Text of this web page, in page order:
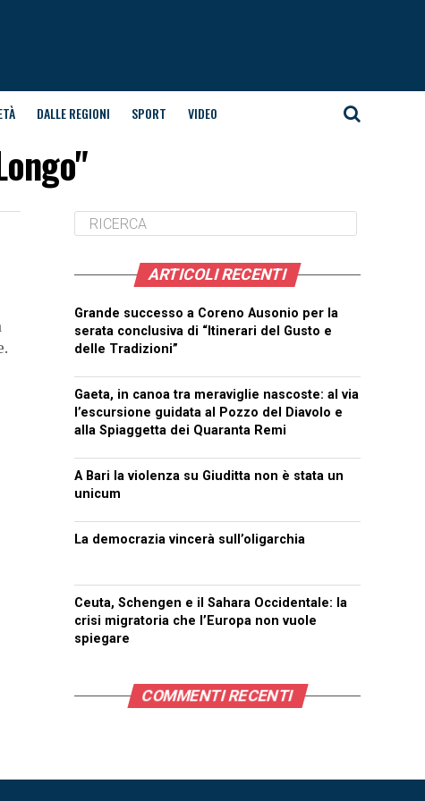
DALLE REGIONI SPORT VIDEO
ARTICOLI RECENTI
Grande successo a Coreno Ausonio per la
serata conclusiva di “Itinerari del Gusto e
delle Tradizioni”
Gaeta, in canoa tra meraviglie nascoste: al via
l’escursione guidata al Pozzo del Diavolo e
alla Spiaggetta dei Quaranta Remi
A Bari la violenza su Giuditta non è stata un
unicum
La democrazia vincerà sull’oligarchia
Ceuta, Schengen e il Sahara Occidentale: la
crisi migratoria che l’Europa non vuole
spiegare
COMMENTI RECENTI